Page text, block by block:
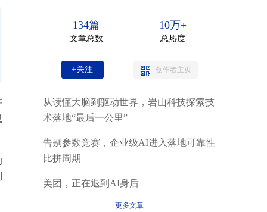
134篇
文章总数
10万+
总热度
+关注 创作者主页
从读懂大脑到驱动世界，岩山科技探索技
术落地“最后一公里”
告别参数竞赛，企业级AI进入落地可靠性
比拼周期
美团，正在退到AI身后
更多文章